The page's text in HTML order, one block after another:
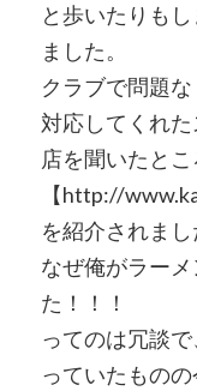
と歩いたりも
ました。
クラブで問題な
対応してくれ
店を聞いたと
【http://
を紹介されまし
なぜ俺がラー
た！！！
ってのは冗談
っていたもの